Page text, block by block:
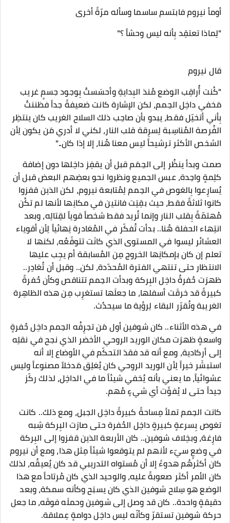
أومأ نيروم فابتسم ساسما وسأله مرّةً أخرى
"لِماذا تعتقِد بِأنه ليس وحشاً ؟"
قال نيروم
"كُنت أُراقِب الوضع مُنذ البِدايةِ وأحسَستُ بِوجود جسمٍ غريب
مَخفي داخِل الحِمم، لكن الإشارة كانت ضعيفةً جداً فظننتُ
بِأني أتخيّل فقط، يبدو بأن صاحِب ذلك السلاح الغريب كان ينتظِر
الفُرصة المُناسِبة لِسرِقة قلب النار، لكني لا أدري مَن يكون لِأن
الشخص الأكثر ترشيحاً ليس معنا هُنا، إلا إذا كان.."
صمت وبدأ ينظُر إلى الحِمَم قبل أن يقفِز داخِلها دون إضافة
كلِمةٍ واحِدة، عبس الجميع ونظروا نحو بعضِهم البعض قبل أن
يُسارِعوا بِالغوص في الحِمم لِمُتابعة نيروم، لكن الذين قفزوا
كانوا ثلاثةً فقط، حيث بقِيَت فانتين في مكانِها لأنها لم تكُن
مُهتمّةً بِقلب النار وإنما تُريد فقط شخصاً قوياً لقِتالِه، وبعد
انتِهاء الحفلة هُنا.. بدأت تُفكّر في المُغادرة نِهائياً لِأن أقوياء
العشائر ليسوا في المستوى الذي كانَت تتوقّعُه، لكنها لا
تعلم إن كان بإمكانِها الخروج مِن المُسابقة أم يجِب عليها
الانتظار حتى تنتهي الفترة المُحدّدة، لكن.. وقبل أن تُغادِر..
ظهرَت حُفرةٌ داخِل البِركة وبدأت الحِمم تتناقص وكأن حُفرةً
كبيرةً قد خرقَت أسفلها، ما جعلَها تستغرِب مِن هذه الظاهِرة
الغريبة وتُقرّر البقاء لِرؤية ما سيحدُث.
في هذه الأثناء.. كان شوفين أول مَن تجرِفُه الحِمم داخِل حُفرةٍ
واسعةٍ ظهرَت مكان الوريد الروحي الأخضر الذي نجح في نقلِه
إلى أركادية، ومع أنه قد فقدَ التحكّم في الأوضاع إلا أنه
استبشَر خيراً لِأن الوريد الروحي كان يُغلِق مَدخلاً مصنوعاً وليس
عشوائياً، ما يعني بأنه يُخفي شيئاً ما في الداخِل، لذلك ركّز
جيداً حتى لا يُفوِّت أي شيءٍ مُهم.
كانت الحِمم تملأ مِساحةً كبيرةً داخِل الجبل، ومع ذلك.. كانت
تغوص بِسرعةٍ كبيرةٍ داخِل الحُفرة حتى صارَت البِركة شِبه
فارِغة، وبخِلاف شوفين.. كان الأربعة الذين قفزوا إلى البِركة
في وضعٍ سيّء لأنهم لم يتوقعوا شيئاً مِثل هذا، ومع أن نيروم
كان أكثرهُم هدوءً إلا أن مُستواه التدريبي قد كان يُعيقُه، لذلك
كان الأمر أكثر صعوبةً عليه، والوحيد الذي كان مُرتاحاً مع هذا
الوضع هو سِلاح شوفين الذي كان يسبَح وكأنه سمكة، وبعد
دقيقةٍ واحدة.. كان قد وصل إلى شوفين وحملَه فوقَه، ما جعل
حركة شوفين تستقرّ وكأنّه ليس داخِل دوامةٍ عِملاقة.